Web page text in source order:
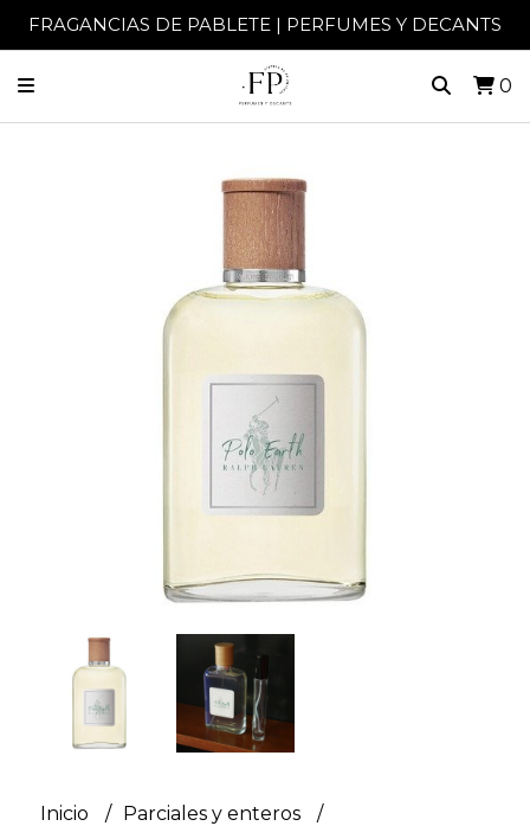
FRAGANCIAS DE PABLETE | PERFUMES Y DECANTS
0
Inicio
Parciales y enteros